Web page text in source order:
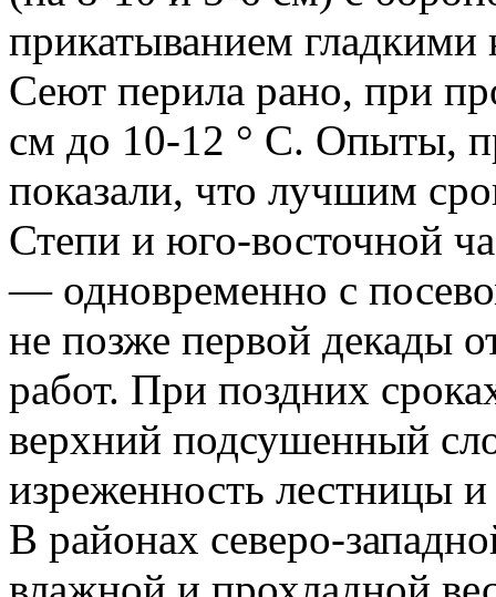
прикатыванием гладкими
Сеют перила рано, при
см до 10-12 ° С. Опыты,
показали, что лучшим
Степи и юго-восточной
— одновременно с
не позже первой декады
работ. При поздних
верхний подсушенный
изреженность лестницы
В районах северо-